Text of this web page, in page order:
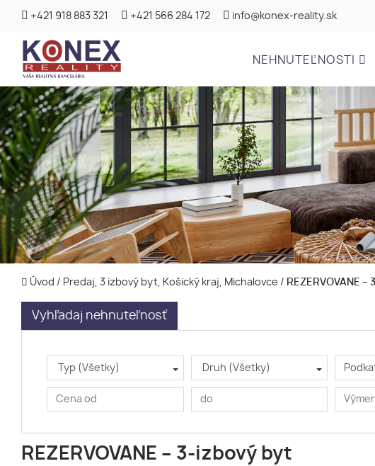
+421 918 883 321 +421 566 284 172 info@konex-reality.sk
NEHNUTEĽNOSTI
Úvod / Predaj, 3 izbový byt, Košický kraj, Michalovce / REZERVOVANE
Vyhľadaj nehnuteľnosť
Typ (Všetky) Druh (Všetky)
REZERVOVANE – 3-izbový byt